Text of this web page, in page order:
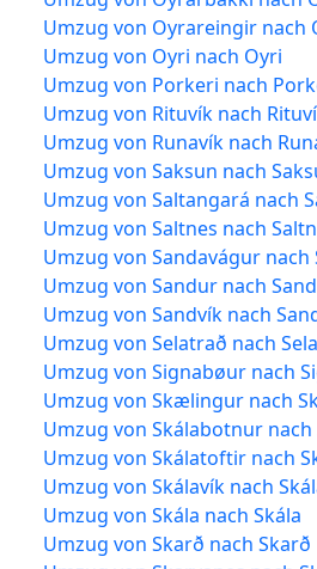
Umzug von Oyrareingir nach
Umzug von Oyri nach Oyri
Umzug von Porkeri nach
Umzug von Rituvík nach
Umzug von Runavík nach
Umzug von Saksun nach
Umzug von Saltangará nach
Umzug von Saltnes nach
Umzug von Sandavágur nach
Umzug von Sandur nach
Umzug von Sandvík nach
Umzug von Selatrað nach
Umzug von Signabøur nach
Umzug von Skælingur nach
Umzug von Skálabotnur
Umzug von Skálatoftir nach
Umzug von Skálavík nach
Umzug von Skála nach Skála
Umzug von Skarð nach Skarð